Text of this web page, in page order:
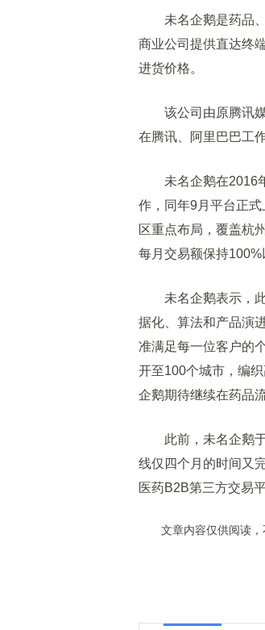
未名企鹅是药品、
商业公司提供直达终
进货价格。
该公司由原腾讯媒
在腾讯、阿里巴巴工
未名企鹅在2016年
作，同年9月平台正
区重点布局，覆盖杭
每月交易额保持100%
未名企鹅表示，此
据化、算法和产品演
准满足每一位客户的
开至100个城市，编
企鹅期待继续在药品
此前，未名企鹅于
线仅四个月的时间又
医药B2B第三方交易
文章内容仅供阅读，